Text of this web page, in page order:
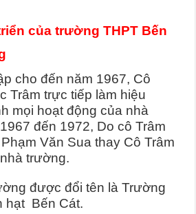
của trường THPT Bến
cho đến năm 1967, Cô
Trâm trực tiếp làm hiệu
mọi hoạt động của nhà
đến 1972, Do cô Trâm
Văn Sua thay Cô Trâm
trường.
được đổi tên là Trường
hạt Bến Cát.